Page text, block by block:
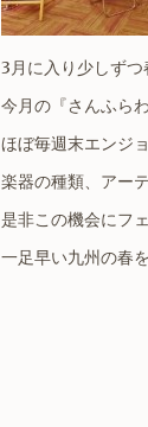
3月に入り少しずつ
今月の『さんふら
ほぼ毎週末エンジ
楽器の種類、アー
是非この機会にフ
一足早い九州の春